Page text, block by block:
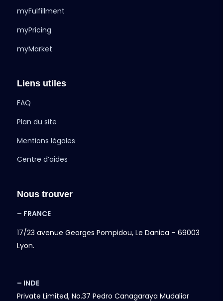
myFulfillment
myPricing
myMarket
Liens utiles
FAQ
Plan du site
Mentions légales
Centre d’aides
Nous trouver
– FRANCE
17/23 avenue Georges Pompidou, Le Danica – 69003
Lyon.
– INDE
Private Limited, No.37 Pedro Canagaraya Mudaliar